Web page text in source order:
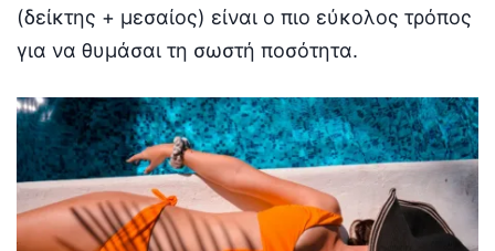
(δείκτης + μεσαίος) είναι ο πιο εύκολος τρόπος
για να θυμάσαι τη σωστή ποσότητα.